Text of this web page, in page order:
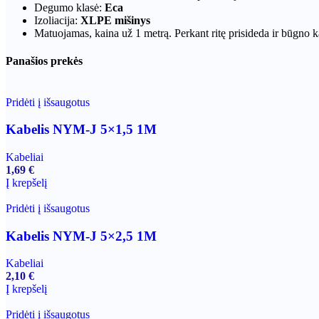
Degumo klasė: Eca
Izoliacija: XLPE mišinys
Matuojamas, kaina už 1 metrą. Perkant ritę prisideda ir būgno
Panašios prekės
Pridėti į išsaugotus
Kabelis NYM-J 5×1,5 1M
Kabeliai
1,69 €
Į krepšelį
Pridėti į išsaugotus
Kabelis NYM-J 5×2,5 1M
Kabeliai
2,10 €
Į krepšelį
Pridėti į išsaugotus